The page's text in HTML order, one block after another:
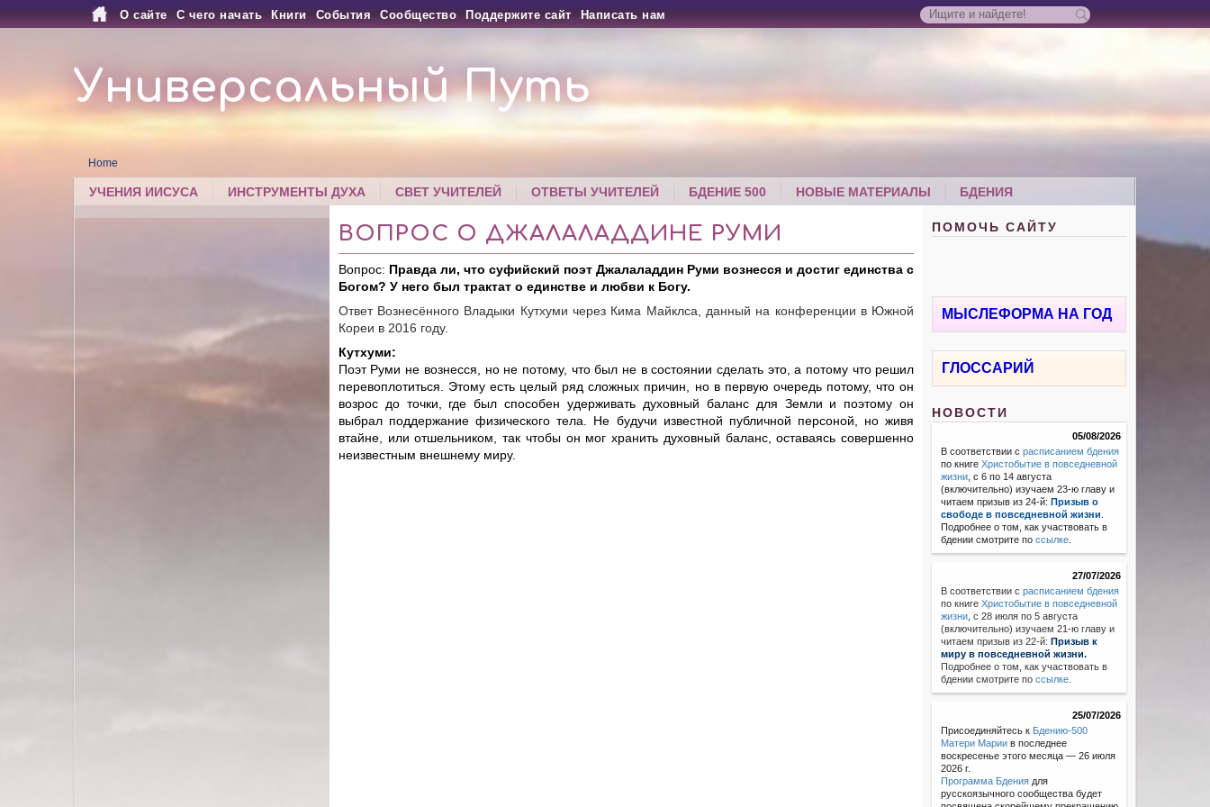
О сайте С чего начать Книги События Сообщество Поддержите сайт Написать нам
Универсальный Путь
Home
УЧЕНИЯ ИИСУСА ИНСТРУМЕНТЫ ДУХА СВЕТ УЧИТЕЛЕЙ ОТВЕТЫ УЧИТЕЛЕЙ БДЕНИЕ 500 НОВЫЕ МАТЕРИАЛЫ БДЕНИЯ
ВОПРОС О ДЖАЛАЛАДДИНЕ РУМИ
Вопрос: Правда ли, что суфийский поэт Джалаладдин Руми вознесся и достиг единства с
Богом? У него был трактат о единстве и любви к Богу.
Ответ Вознесённого Владыки Кутхуми через Кима Майклса, данный на конференции в Южной
Кореи в 2016 году.
Кутхуми:
Поэт Руми не вознесся, но не потому, что был не в состоянии сделать это, а потому что решил
перевоплотиться. Этому есть целый ряд сложных причин, но в первую очередь потому, что он
возрос до точки, где был способен удерживать духовный баланс для Земли и поэтому он
выбрал поддержание физического тела. Не будучи известной публичной персоной, но живя
втайне, или отшельником, так чтобы он мог хранить духовный баланс, оставаясь совершенно
неизвестным внешнему миру.
ПОМОЧЬ САЙТУ
МЫСЛЕФОРМА НА ГОД
ГЛОССАРИЙ
НОВОСТИ
05/08/2026
В соответствии срасписанием бдения
по книгеХристобытие в повседневной
жизни , с 6 по 14 августа
(включительно) изучаем 23-ю главу и
читаем призыв из 24-й: Призыв о
свободе в повседневной жизни
Подробнее о том, как участвовать в
бдении смотрите поссылке
27/07/2026
В соответствии с расписанием бдения
по книгеХристобытие в повседневной
жизни с 28 июля по 5 августа
(включительно) изучаем 21-ю главу и
читаем призыв из 22-й: Призыв к
миру в повседневной жизни.
Подробнее о том, как участвовать в
бдении смотрите поссылке
25/07/2026
Присоединяйтесь к Бдению-500
Матери Марии в последнее
воскресенье этого месяца — 26 июля
2026 г.
Программа Бдения для
русскоязычного сообщества будет